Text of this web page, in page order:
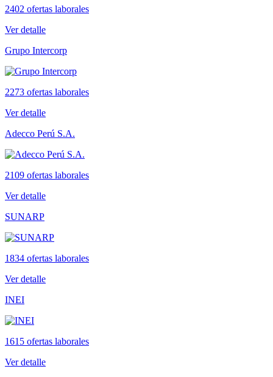
2402 ofertas laborales
Ver detalle
Grupo Intercorp
2273 ofertas laborales
Ver detalle
Adecco Perú S.A.
2109 ofertas laborales
Ver detalle
SUNARP
1834 ofertas laborales
Ver detalle
INEI
1615 ofertas laborales
Ver detalle